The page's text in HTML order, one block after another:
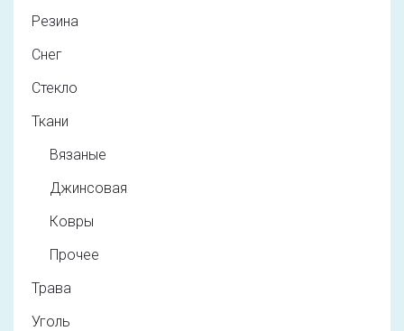
Резина
Снег
Стекло
Ткани
Вязаные
Джинсовая
Ковры
Прочее
Трава
Уголь